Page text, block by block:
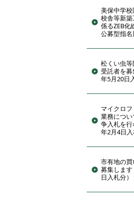
美保中学
校舎等新
係るZEB化
公募型指
松くい虫
受託者を
年5月20日
マイクロ
業務につ
争入札を
年2月4日入
市有地の
募集しま
日入札分）